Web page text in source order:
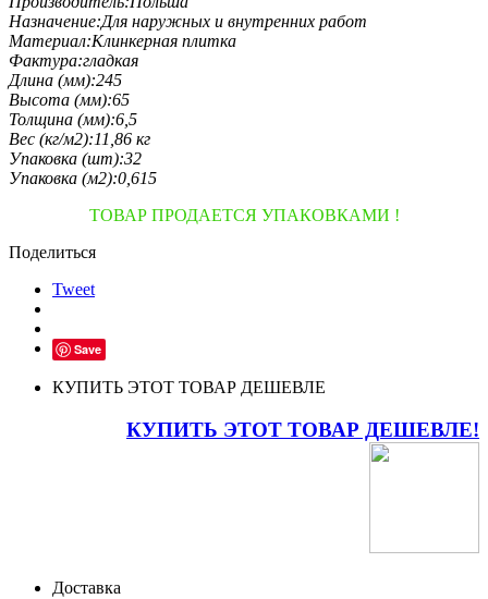
Назначение:Для наружных и внутренних работ
Материал:Клинкерная плитка
Фактура:гладкая
Длина (мм):245
Высота (мм):65
Толщина (мм):6,5
Вес (кг/м2):11,86 кг
Упаковка (шт):32
Упаковка (м2):0,615
ТОВАР ПРОДАЕТСЯ УПАКОВКАМИ !
Поделиться
Tweet
Save
КУПИТЬ ЭТОТ ТОВАР ДЕШЕВЛЕ
КУПИТЬ ЭТОТ ТОВАР ДЕШЕВЛЕ!
Доставка